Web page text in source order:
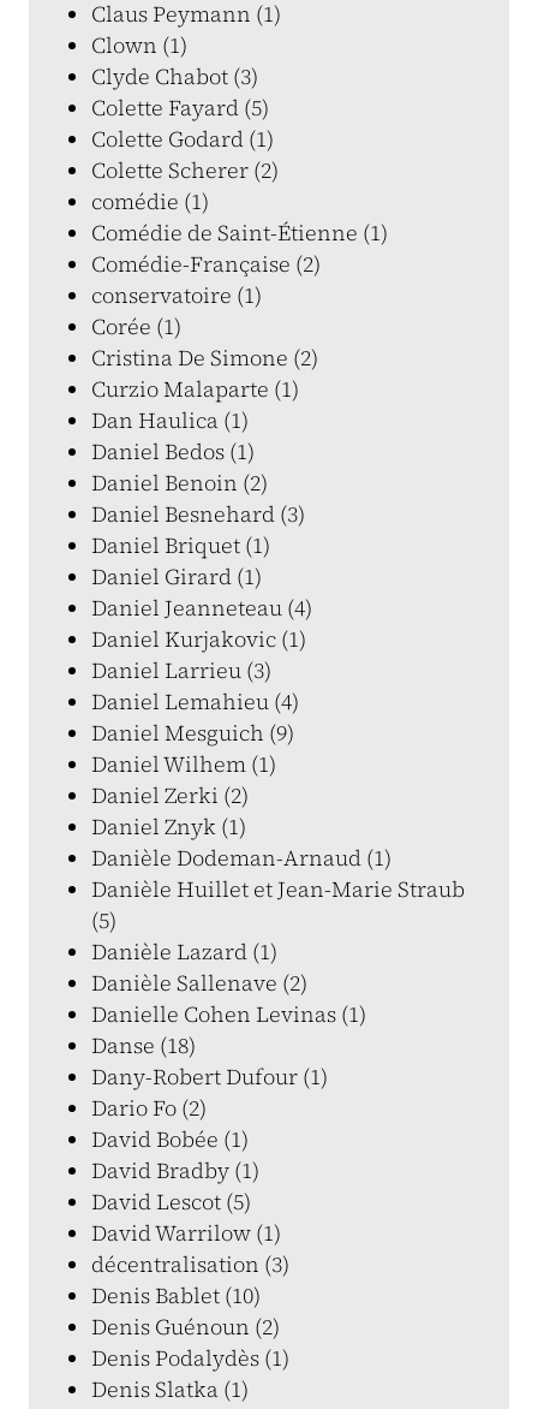
Claus Peymann (1)
Clown (1)
Clyde Chabot (3)
Colette Fayard (5)
Colette Godard (1)
Colette Scherer (2)
comédie (1)
Comédie de Saint-Étienne (1)
Comédie-Française (2)
conservatoire (1)
Corée (1)
Cristina De Simone (2)
Curzio Malaparte (1)
Dan Haulica (1)
Daniel Bedos (1)
Daniel Benoin (2)
Daniel Besnehard (3)
Daniel Briquet (1)
Daniel Girard (1)
Daniel Jeanneteau (4)
Daniel Kurjakovic (1)
Daniel Larrieu (3)
Daniel Lemahieu (4)
Daniel Mesguich (9)
Daniel Wilhem (1)
Daniel Zerki (2)
Daniel Znyk (1)
Danièle Dodeman-Arnaud (1)
Danièle Huillet et Jean-Marie Straub
(5)
Danièle Lazard (1)
Danièle Sallenave (2)
Danielle Cohen Levinas (1)
Danse (18)
Dany-Robert Dufour (1)
Dario Fo (2)
David Bobée (1)
David Bradby (1)
David Lescot (5)
David Warrilow (1)
décentralisation (3)
Denis Bablet (10)
Denis Guénoun (2)
Denis Podalydès (1)
Denis Slatka (1)